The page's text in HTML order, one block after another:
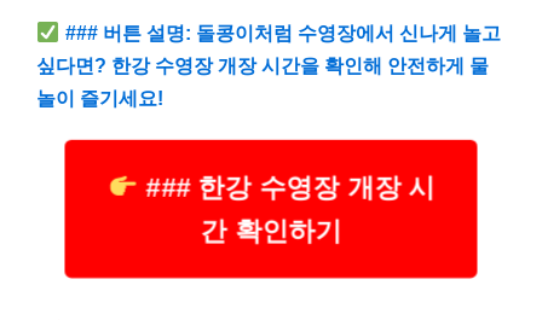
### 버튼 설명: 돌콩이처럼 수영장에서 신나게 놀고
싶다면? 한강 수영장 개장 시간을 확인해 안전하게 물
놀이 즐기세요!
### 한강 수영장 개장 시
간 확인하기